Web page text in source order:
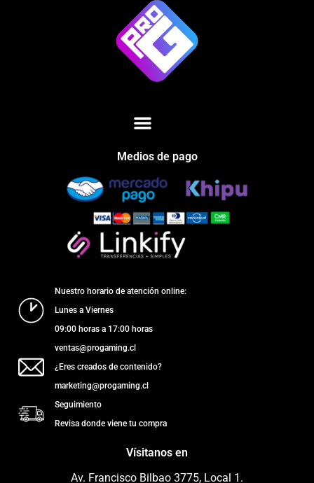
Medios de pago
Nuestro horario de atención online:
Lunes a Viernes
09:00 horas a 17:00 horas
ventas@progaming.cl
¿Eres creados de contenido?
marketing@progaming.cl
Seguimiento
Revisa donde viene tu compra
Vísitanos en
Av. Francisco Bilbao 3775, Local 1.